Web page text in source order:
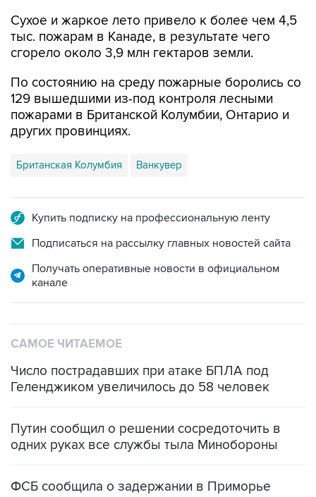
Сухое и жаркое лето привело к более чем 4,5
тыс. пожарам в Канаде, в результате чего
сгорело около 3,9 млн гектаров земли.
По состоянию на среду пожарные боролись со
129 вышедшими из-под контроля лесными
пожарами в Британской Колумбии, Онтарио и
других провинциях.
Британская Колумбия Ванкувер
Купить подписку на профессиональную ленту
Подписаться на рассылку главных новостей сайта
Получать оперативные новости в официальном
канале
САМОЕ ЧИТАЕМОЕ
Число пострадавших при атаке БПЛА под
Геленджиком увеличилось до 58 человек
Путин сообщил о решении сосредоточить в
одних руках все службы тыла Минобороны
ФСБ сообщила о задержании в Приморье